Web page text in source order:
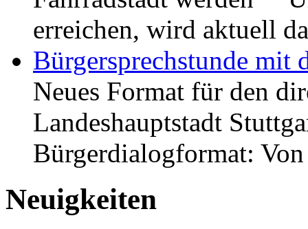
erreichen, wird aktuell
Bürgersprechstunde mit
Neues Format für den
Landeshauptstadt
Bürgerdialogformat:
Neuigkeiten